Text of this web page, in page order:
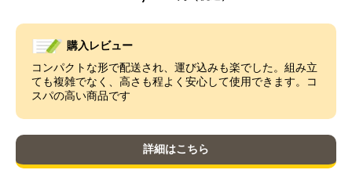
購入レビュー
コンパクトな形で配送され、運び込みも楽でした。組み立
ても複雑でなく、高さも程よく安心して使用できます。コ
スパの高い商品です
詳細はこちら